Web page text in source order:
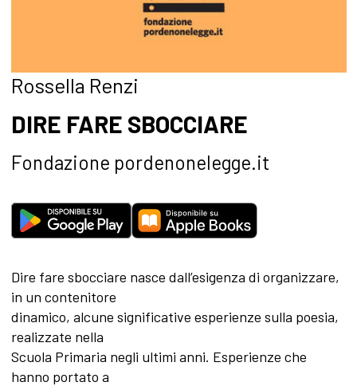
Rossella Renzi
DIRE FARE SBOCCIARE
Fondazione pordenonelegge.it
Dire fare sbocciare nasce dall’esigenza di organizzare,
in un contenitore
dinamico, alcune significative esperienze sulla poesia,
realizzate nella
Scuola Primaria negli ultimi anni. Esperienze che
hanno portato a